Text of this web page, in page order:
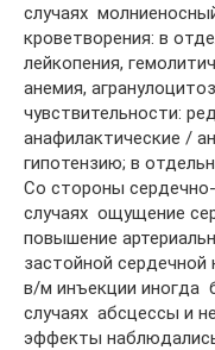
случаях 
кроветворения: в
лейкопения,
анемия,
чувствительности:
анафилактические /
гипотензию; в
Со стороны
случаях  ощущение
повышение
застойной
в/м инъекции иногда 
случаях  абсцессы и
эффекты